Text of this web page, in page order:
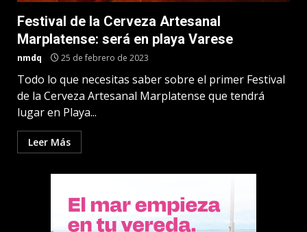
Festival de la Cerveza Artesanal
Marplatense: será en playa Varese
nmdq 25 de febrero de 2023
Todo lo que necesitas saber sobre el primer Festival
de la Cerveza Artesanal Marplatense que tendrá
lugar en Playa...
Leer Más